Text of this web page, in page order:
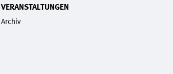
VERANSTALTUNGEN
Archiv